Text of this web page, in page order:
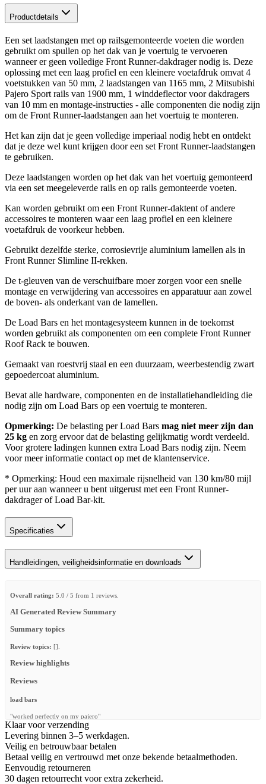
Productdetails
Een set laadstangen met op railsgemonteerde voeten die worden
gebruikt om spullen op het dak van je voertuig te vervoeren
wanneer er geen volledige Front Runner-dakdrager nodig is. Deze
oplossing met een laag profiel en een kleinere voetafdruk omvat 4
voetstukken van 50 mm, 2 laadstangen van 1165 mm, 2 Mitsubishi
Pajero Sport rails van 1900 mm, 1 winddeflector voor dakdragers
van 10 mm en montage-instructies - alle componenten die nodig zijn
om de Front Runner-laadstangen aan het voertuig te monteren.
Het kan zijn dat je geen volledige imperiaal nodig hebt en ontdekt
dat je deze wel kunt krijgen door een set Front Runner-laadstangen
te gebruiken.
Deze laadstangen worden op het dak van het voertuig gemonteerd
via een set meegeleverde rails en op rails gemonteerde voeten.
Kan worden gebruikt om een ​​Front Runner-daktent of andere
accessoires te monteren waar een laag profiel en een kleinere
voetafdruk de voorkeur hebben.
Gebruikt dezelfde sterke, corrosievrije aluminium lamellen als in
Front Runner Slimline II-rekken.
De t-gleuven van de verschuifbare moer zorgen voor een snelle
montage en verwijdering van accessoires en apparatuur aan zowel
de boven- als onderkant van de lamellen.
De Load Bars en het montagesysteem kunnen in de toekomst
worden gebruikt als componenten om een ​​complete Front Runner
Roof Rack te bouwen.
Gemaakt van roestvrij staal en een duurzaam, weerbestendig zwart
gepoedercoat aluminium.
Bevat alle hardware, componenten en de installatiehandleiding die
nodig zijn om Load Bars op een voertuig te monteren.
Opmerking: De belasting per Load Bars mag niet meer zijn dan
25 kg en zorg ervoor dat de belasting gelijkmatig wordt verdeeld.
Voor grotere ladingen kunnen extra Load Bars nodig zijn. Neem
voor meer informatie contact op met de klantenservice.
* Opmerking: Houd een maximale rijsnelheid van 130 km/80 mijl
per uur aan wanneer u bent uitgerust met een Front Runner-
dakdrager of Load Bar-kit.
Specificaties
Handleidingen, veiligheidsinformatie en downloads
Overall rating: 5.0 / 5 from 1 reviews.
AI Generated Review Summary
Summary topics
Review topics: [].
Review highlights
Reviews
load bars
"worked perfectly on my pajero"
David J. ( 5/5
Q&A
Klaar voor verzending
Levering binnen 3–5 werkdagen.
Veilig en betrouwbaar betalen
Betaal veilig en vertrouwd met onze bekende betaalmethoden.
Eenvoudig retourneren
30 dagen retourrecht voor extra zekerheid.